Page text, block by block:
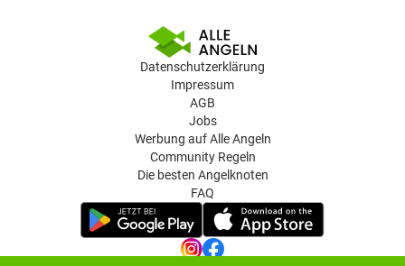
Datenschutzerklärung
Impressum
AGB
Jobs
Werbung auf Alle Angeln
Community Regeln
Die besten Angelknoten
FAQ